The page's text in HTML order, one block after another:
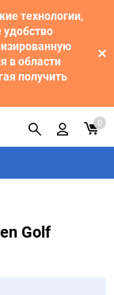
технологии,
в области
получить
0
Golf